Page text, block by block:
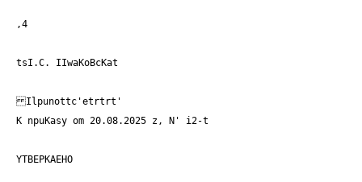
,4
tsI.C. IIwaKoBcKat
Ilpunottc'etrtrt'
K npuKasy om 20.08.2025 z, N' i2-t
YTBEPKAEHO